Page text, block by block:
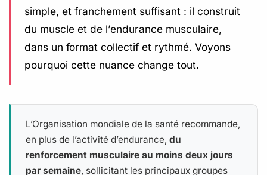
simple, et franchement suffisant : il construit
du muscle et de l’endurance musculaire,
dans un format collectif et rythmé. Voyons
pourquoi cette nuance change tout.
L’Organisation mondiale de la santé recommande,
en plus de l’activité d’endurance, du
renforcement musculaire au moins deux jours
par semaine, sollicitant les principaux groupes